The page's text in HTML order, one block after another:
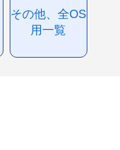
その他、全OS
用一覧